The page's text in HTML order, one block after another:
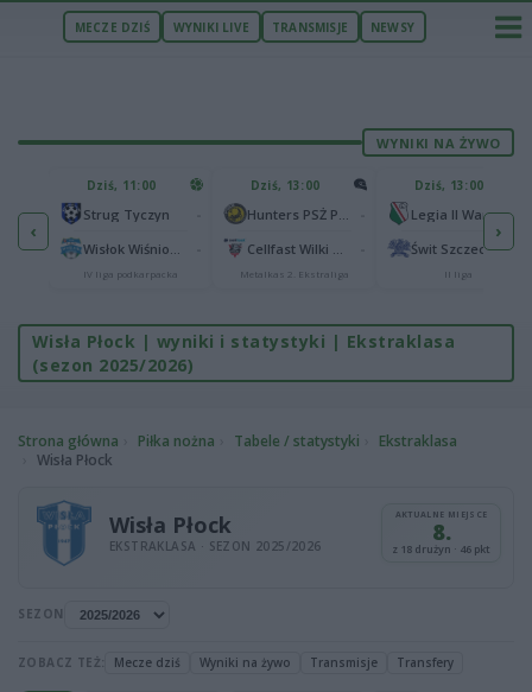
MECZE DZIŚ WYNIKI LIVE TRANSMISJE NEWSY
WYNIKI NA ŻYWO
‹
Podbeskidzie Bielsko-Biała2
2
Dziś, 11:00
Strug Tyczyn
IV liga podkarpacka
Dziś, 13:00
Metalkas 2. Ekstraliga
Dziś, 13:00
Legia II Warszawa
Świt Szczecin
II liga
›
Wisła Płock | wyniki i statystyki | Ekstraklasa
(sezon 2025/2026)
Strona główna Piłka nożna Tabele / statystyki
Ekstraklasa
Wisła Płock
Wisła Płock
EKSTRAKLASA · SEZON 2025/2026
AKTUALNE MIEJSCE
8.
z 18 drużyn · 46 pkt
SEZON
ZOBACZ TEŻ: Mecze dziś Wyniki na żywo Transmisje Transfery